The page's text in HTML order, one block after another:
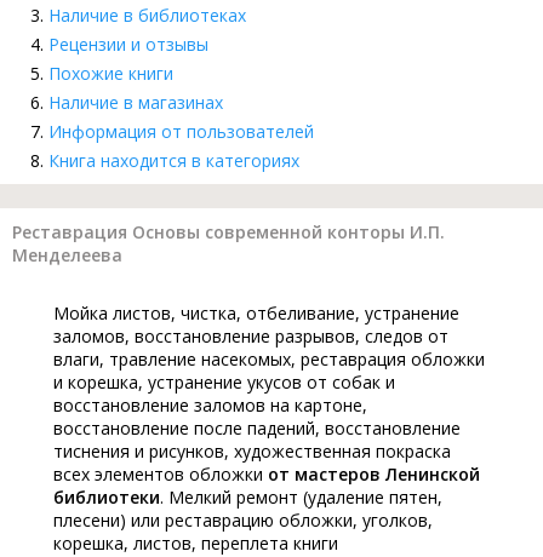
Наличие в библиотеках
Рецензии и отзывы
Похожие книги
Наличие в магазинах
Информация от пользователей
Книга находится в категориях
Реставрация Основы современной конторы И.П.
Менделеева
Мойка листов, чистка, отбеливание, устранение
заломов, восстановление разрывов, следов от
влаги, травление насекомых, реставрация обложки
и корешка, устранение укусов от собак и
восстановление заломов на картоне,
восстановление после падений, восстановление
тиснения и рисунков, художественная покраска
всех элементов обложки от мастеров Ленинской
библиотеки. Мелкий ремонт (удаление пятен,
плесени) или реставрацию обложки, уголков,
корешка, листов, переплета книги